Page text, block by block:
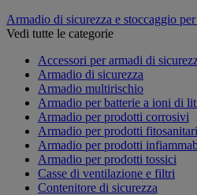
Armadio di sicurezza e stoccaggio
Vedi tutte le categorie
Accessori per armadi di
Armadio di sicurezza
Armadio multirischio
Armadio per batterie a ioni di
Armadio per prodotti corrosivi
Armadio per prodotti fitosanitari
Armadio per prodotti
Armadio per prodotti tossici
Casse di ventilazione e filtri
Contenitore di sicurezza